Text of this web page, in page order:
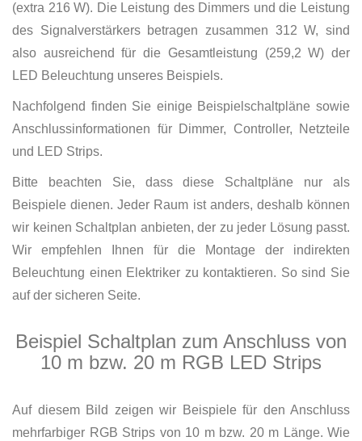
(extra 216 W). Die Leistung des Dimmers und die Leistung
des Signalverstärkers betragen zusammen 312 W, sind
also ausreichend für die Gesamtleistung (259,2 W) der
LED Beleuchtung unseres Beispiels.
Nachfolgend finden Sie einige Beispielschaltpläne sowie
Anschlussinformationen für Dimmer, Controller, Netzteile
und LED Strips.
Bitte beachten Sie, dass diese Schaltpläne nur als
Beispiele dienen. Jeder Raum ist anders, deshalb können
wir keinen Schaltplan anbieten, der zu jeder Lösung passt.
Wir empfehlen Ihnen für die Montage der indirekten
Beleuchtung einen Elektriker zu kontaktieren. So sind Sie
auf der sicheren Seite.
Beispiel Schaltplan zum Anschluss von
10 m bzw. 20 m RGB LED Strips
Auf diesem Bild zeigen wir Beispiele für den Anschluss
mehrfarbiger RGB Strips von 10 m bzw. 20 m Länge. Wie